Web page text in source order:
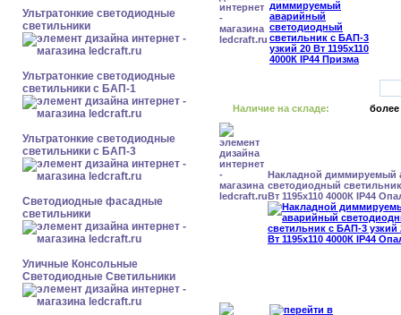
Ультратонкие светодиодные
светильники
Ультратонкие светодиодные
светильники с БАП-1
Ультратонкие светодиодные
светильники с БАП-3
Светодиодные фасадные
светильники
Уличные Консольные
Светодиодные Светильники
Наличие на складе: более
Накладной диммируемый
светодиодный
Вт 1195x110 4000К IP44